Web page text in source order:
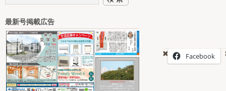
Facebook
最新号掲載広告